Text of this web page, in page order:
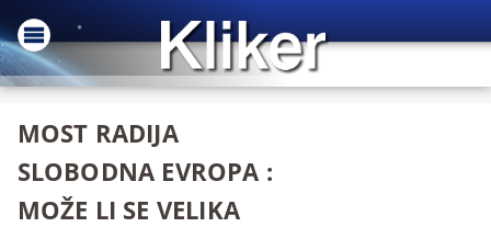
MOST RADIJA
SLOBODNA EVROPA :
MOŽE LI SE VELIKA